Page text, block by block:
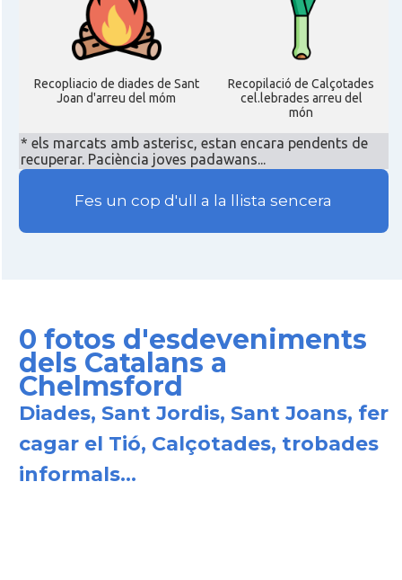
Recopliacio de diades de Sant
Joan d'arreu del móm
Recopilació de Calçotades
cel.lebrades arreu del
món
* els marcats amb asterisc, estan encara pendents de
recuperar. Paciència joves padawans...
Fes un cop d'ull a la llista sencera
0 fotos d'esdeveniments
dels Catalans a
Chelmsford
Diades, Sant Jordis, Sant Joans, fer
cagar el Tió, Calçotades, trobades
informals...